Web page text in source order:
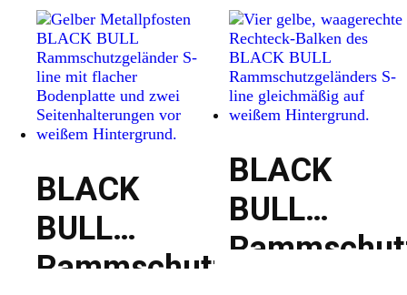
BLACK
BULL
Rammschutzgeländer
BLACK
BULL